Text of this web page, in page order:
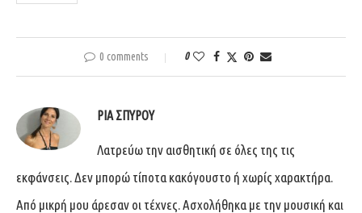
0 comments 0
ΡΊΑ ΣΠΎΡΟΥ
Λατρεύω την αισθητική σε όλες της τις
εκφάνσεις. Δεν μπορώ τίποτα κακόγουστο ή χωρίς χαρακτήρα.
Από μικρή μου άρεσαν οι τέχνες. Ασχολήθηκα με την μουσική και